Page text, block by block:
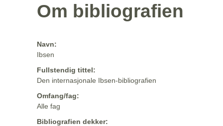
Om bibliografien
Navn:
Ibsen
Fullstendig tittel:
Den internasjonale Ibsen-bibliografien
Omfang/fag:
Alle fag
Bibliografien dekker: